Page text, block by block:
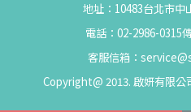
地址：10483台北市中
電話：02-2986-0315
客服信箱：
Copyright@ 2013. 啟妍有限公